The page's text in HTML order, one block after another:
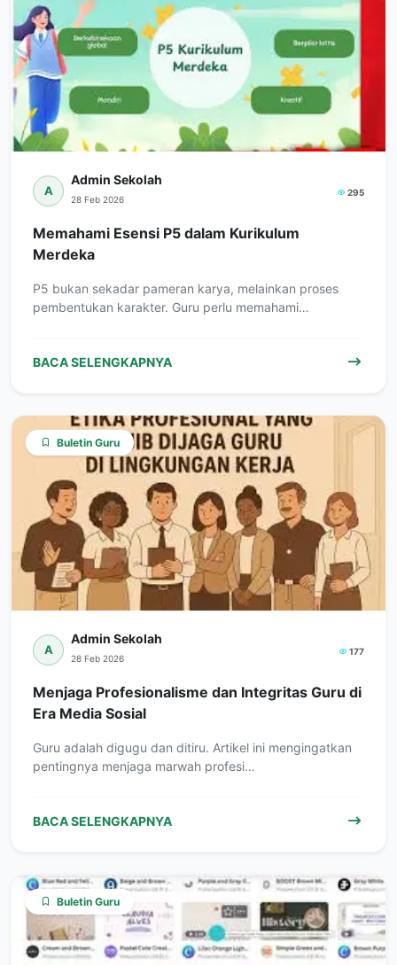
A
Admin Sekolah
28 Feb 2026
295
Memahami Esensi P5 dalam Kurikulum
Merdeka
P5 bukan sekadar pameran karya, melainkan proses
pembentukan karakter. Guru perlu memahami…
BACA SELENGKAPNYA
Buletin Guru
A
Admin Sekolah
28 Feb 2026
177
Menjaga Profesionalisme dan Integritas Guru di
Era Media Sosial
Guru adalah digugu dan ditiru. Artikel ini mengingatkan
pentingnya menjaga marwah profesi…
BACA SELENGKAPNYA
Buletin Guru